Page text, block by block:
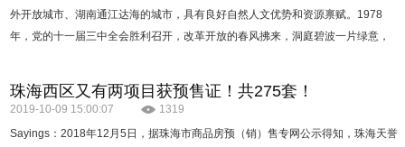
外开放城市、湖南通江达海的城市，具有良好自然人文优势和资源禀赋。1978
年，党的十一届三中全会胜利召开，改革开放的春风拂来，洞庭碧波一片绿意，
珠海西区又有两项目获预售证！共275套！
2019-10-09 15:00:07
1319
Sayings：2018年12月5日，据珠海市商品房预（销）售专网公示得知，珠海天誉